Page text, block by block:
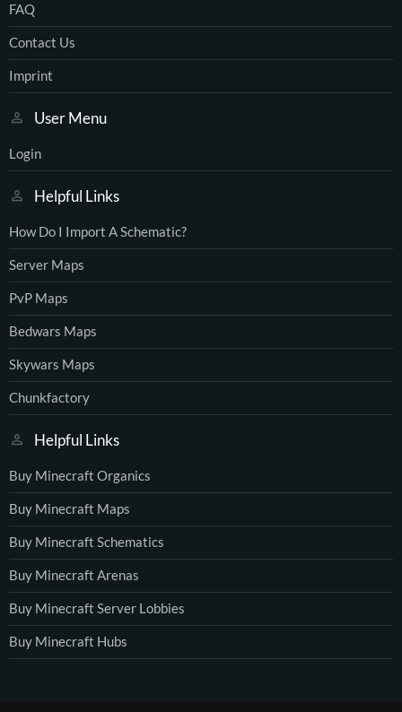
FAQ
Contact Us
Imprint
User Menu
Login
Helpful Links
How Do I Import A Schematic?
Server Maps
PvP Maps
Bedwars Maps
Skywars Maps
Chunkfactory
Helpful Links
Buy Minecraft Organics
Buy Minecraft Maps
Buy Minecraft Schematics
Buy Minecraft Arenas
Buy Minecraft Server Lobbies
Buy Minecraft Hubs